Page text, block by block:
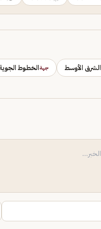
الشرق الأوسط جهةالخطوط